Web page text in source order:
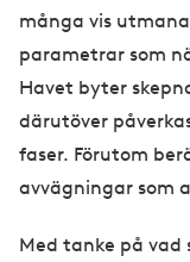
många vis
parametrar som
Havet byter
därutöver
faser. Förutom
avvägningar som
Med tanke på vad